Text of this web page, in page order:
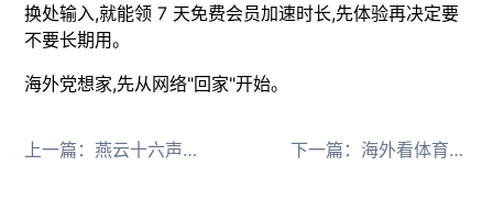
换处输入,就能领 7 天免费会员加速时长,先体验再决定要
不要长期用。
海外党想家,先从网络"回家"开始。
上一篇： 燕云十六声联动渡尘墟海外玩卡顿？HiCN回国加速器助你畅游江湖 下一篇： 海外看体育赛事直播卡顿？HiCN回国加速器一键解决延迟与播放限制